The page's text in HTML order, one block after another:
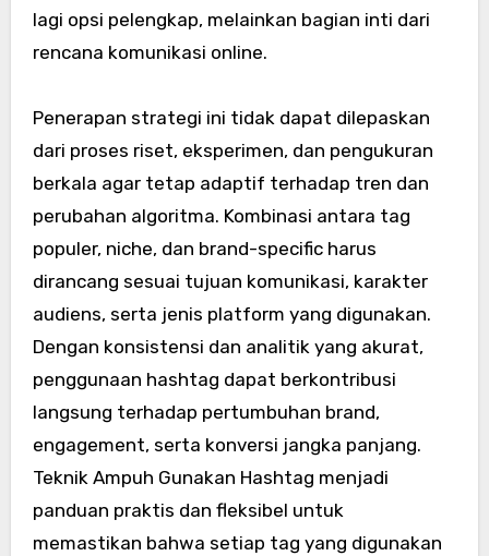
lagi opsi pelengkap, melainkan bagian inti dari
rencana komunikasi online.
Penerapan strategi ini tidak dapat dilepaskan
dari proses riset, eksperimen, dan pengukuran
berkala agar tetap adaptif terhadap tren dan
perubahan algoritma. Kombinasi antara tag
populer, niche, dan brand-specific harus
dirancang sesuai tujuan komunikasi, karakter
audiens, serta jenis platform yang digunakan.
Dengan konsistensi dan analitik yang akurat,
penggunaan hashtag dapat berkontribusi
langsung terhadap pertumbuhan brand,
engagement, serta konversi jangka panjang.
Teknik Ampuh Gunakan Hashtag menjadi
panduan praktis dan fleksibel untuk
memastikan bahwa setiap tag yang digunakan